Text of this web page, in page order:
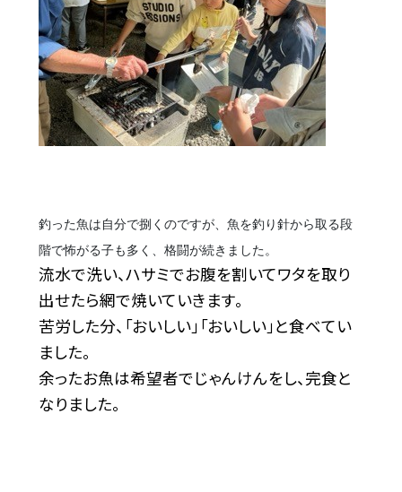
釣った魚は自分で捌くのですが、魚を釣り針から取る段
階で怖がる子も多く、格闘が続きました。
流水で洗い、ハサミでお腹を割いてワタを取り
出せたら網で焼いていきます。
苦労した分、「おいしい」「おいしい」と食べてい
ました。
余ったお魚は希望者でじゃんけんをし、完食と
なりました。